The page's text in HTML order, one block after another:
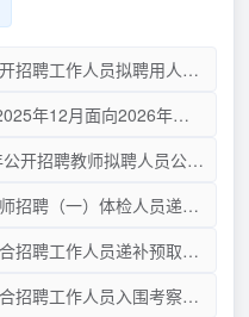
2026年台州市路桥区事业单位公开招聘工作人员拟聘用人员名单公示（第二批）
深圳小学关于深圳市公办中小学2025年12月面向2026年应届毕业生公开招聘教师拟聘人员公示
深圳中学高中园2025年及2026年公开招聘教师拟聘人员公示（第三批）
椒江区2026年中小学、幼儿园教师招聘（一）体检人员递补通告
2026年台州市黄岩区区属国企联合招聘工作人员递补预取体检人员名单公布（一）
2026年台州市黄岩区区属国企联合招聘工作人员入围考察人员名单公布（一）